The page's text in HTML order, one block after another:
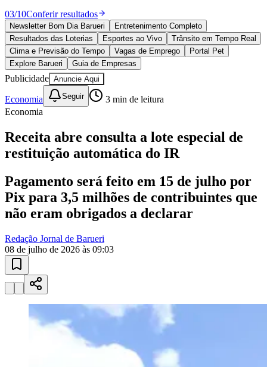
Goiás
03/10Conferir resultados
Newsletter Bom Dia Barueri
Entretenimento Completo
Resultados das Loterias
Esportes ao Vivo
Trânsito em Tempo Real
Clima e Previsão do Tempo
Vagas de Emprego
Portal Pet
Explore Barueri
Guia de Empresas
Publicidade Anuncie Aqui
Economia Seguir 3 min de leitura
Economia
Receita abre consulta a lote especial de
restituição automática do IR
Pagamento será feito em 15 de julho por
Pix para 3,5 milhões de contribuintes que
não eram obrigados a declarar
Redação Jornal de Barueri
08 de julho de 2026 às 09:03